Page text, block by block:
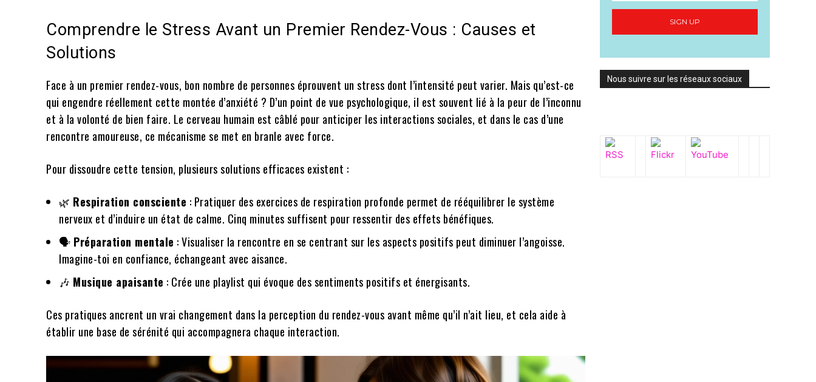
Comprendre le Stress Avant un Premier Rendez-Vous : Causes et
Solutions
Face à un premier rendez-vous, bon nombre de personnes éprouvent un stress dont l’intensité peut varier. Mais qu’est-ce
qui engendre réellement cette montée d’anxiété ? D’un point de vue psychologique, il est souvent lié à la peur de l’inconnu
et à la volonté de bien faire. Le cerveau humain est câblé pour anticiper les interactions sociales, et dans le cas d’une
rencontre amoureuse, ce mécanisme se met en branle avec force.
Pour dissoudre cette tension, plusieurs solutions efficaces existent :
🌿 Respiration consciente : Pratiquer des exercices de respiration profonde permet de rééquilibrer le système
nerveux et d’induire un état de calme. Cinq minutes suffisent pour ressentir des effets bénéfiques.
🗣️ Préparation mentale : Visualiser la rencontre en se centrant sur les aspects positifs peut diminuer l’angoisse.
Imagine-toi en confiance, échangeant avec aisance.
🎶 Musique apaisante : Crée une playlist qui évoque des sentiments positifs et énergisants.
Ces pratiques ancrent un vrai changement dans la perception du rendez-vous avant même qu’il n’ait lieu, et cela aide à
établir une base de sérénité qui accompagnera chaque interaction.
SIGN UP
Nous suivre sur les réseaux sociaux